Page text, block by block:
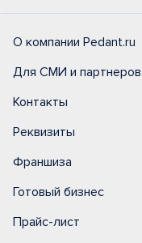
О компании Pedant.ru
Для СМИ и партнеров
Контакты
Реквизиты
Франшиза
Готовый бизнес
Прайс-лист